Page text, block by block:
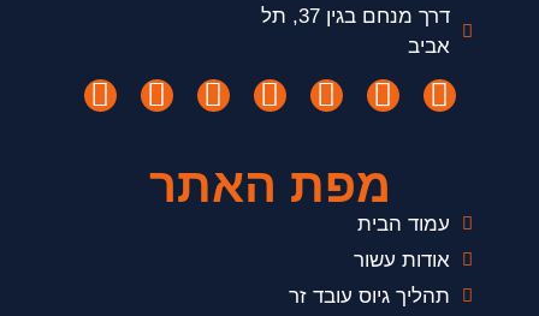
דרך מנחם בגין 37, תל
אביב
מפת האתר
עמוד הבית
אודות עשור
תהליך גיוס עובד זר